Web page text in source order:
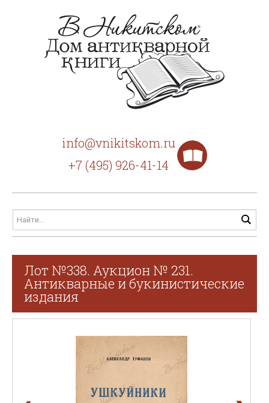
info@vnikitskom.ru
+7 (495) 926-41-14
Лот №338. Аукцион № 231.
Антикварные и букинистические
издания